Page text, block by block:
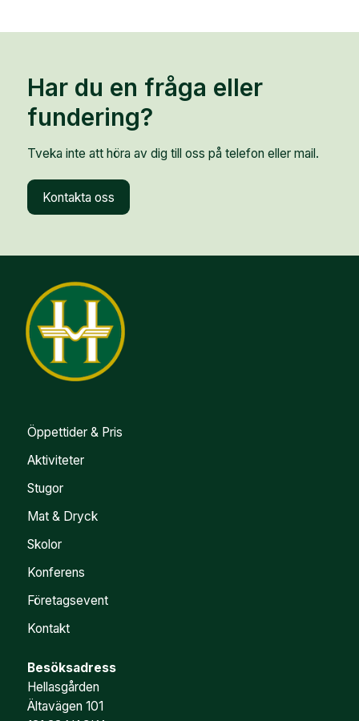
Har du en fråga eller
fundering?
Tveka inte att höra av dig till oss på telefon eller mail.
Kontakta oss
Öppettider & Pris
Aktiviteter
Stugor
Mat & Dryck
Skolor
Konferens
Företagsevent
Kontakt
Besöksadress
Hellasgården
Ältavägen 101